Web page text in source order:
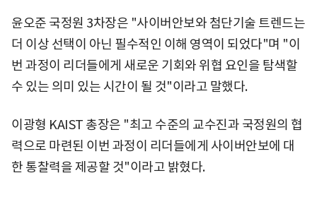
윤오준 국정원 3차장은 "사이버안보와 첨단기술 트렌드는
더 이상 선택이 아닌 필수적인 이해 영역이 되었다"며 "이
번 과정이 리더들에게 새로운 기회와 위협 요인을 탐색할
수 있는 의미 있는 시간이 될 것"이라고 말했다.
이광형 KAIST 총장은 "최고 수준의 교수진과 국정원의 협
력으로 마련된 이번 과정이 리더들에게 사이버안보에 대
한 통찰력을 제공할 것"이라고 밝혔다.